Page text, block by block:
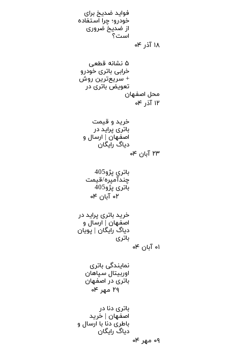
فواید ضدیخ برای
خودرو؛ چرا استفاده
از ضدیخ ضروری
است؟
۱۸ آذر ۰۴
۵ نشانه قطعی
خرابی باتری خودرو
+ سریع‌ترین روش
تعویض باتری در
محل اصفهان
۱۲ آذر ۰۴
خرید و قیمت
باتری پراید در
اصفهان | ارسال و
دیاگ رایگان
۲۳ آبان ۰۴
باتری پژو405
چندآمپره/قیمت
باتری پژو405
۰۲ آبان ۰۴
خرید باتری پراید در
اصفهان | ارسال و
دیاگ رایگان | پویان
باتری
۰۱ آبان ۰۴
نمایندگی باتری
اوربیتال سپاهان
باتری در اصفهان
۲۹ مهر ۰۴
باتری دنا در
اصفهان | خرید
باطری دنا با ارسال و
دیاگ رایگان
۰۹ مهر ۰۴